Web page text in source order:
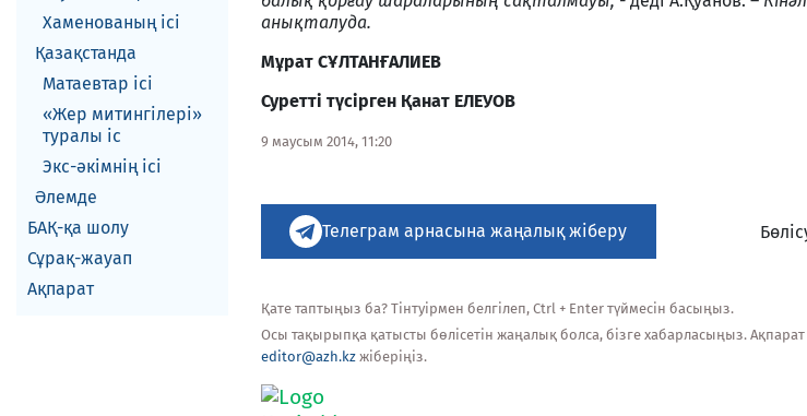
Хаменованың ісі
Қазақстанда
Матаевтар ici
«Жер митингілері»
туралы іс
Экс-әкiмнiң iсi
Әлемде
БАҚ-қа шолу
Сұрақ-жауап
Ақпарат
анықталуда.
Мұрат СҰЛТАНҒАЛИЕВ
Суретті түсірген Қанат ЕЛЕУОВ
9 маусым 2014, 11:20
Телеграм арнасына жаңалық жіберу
Қате таптыңыз ба? Тінтуірмен белгілеп, Ctrl + Enter түймесін басыңыз.
Осы тақырыпқа қатысты бөлісетін жаңалық болса, бізге хабарласыңыз.
editor@azh.kz жіберіңіз.